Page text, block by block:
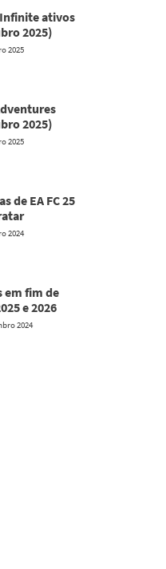
ativos
2025)
2025
2025)
2025
de EA FC 25
2024
em fim de
e 2026
2024